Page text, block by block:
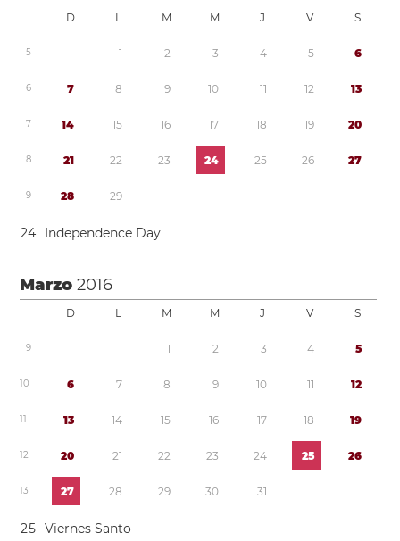
D L M M J V S
5 1 2 3 4 5 6
6 7 8 9 10 11 12 13
7 14 15 16 17 18 19 20
8 21 22 23 24 25 26 27
9 28 29
24 Independence Day
Marzo2016
D L M M J V S
9 1 2 3 4 5
10 6 7 8 9 10 11 12
11 13 14 15 16 17 18 19
12 20 21 22 23 24 25 26
13 27 28 29 30 31
25 Viernes Santo